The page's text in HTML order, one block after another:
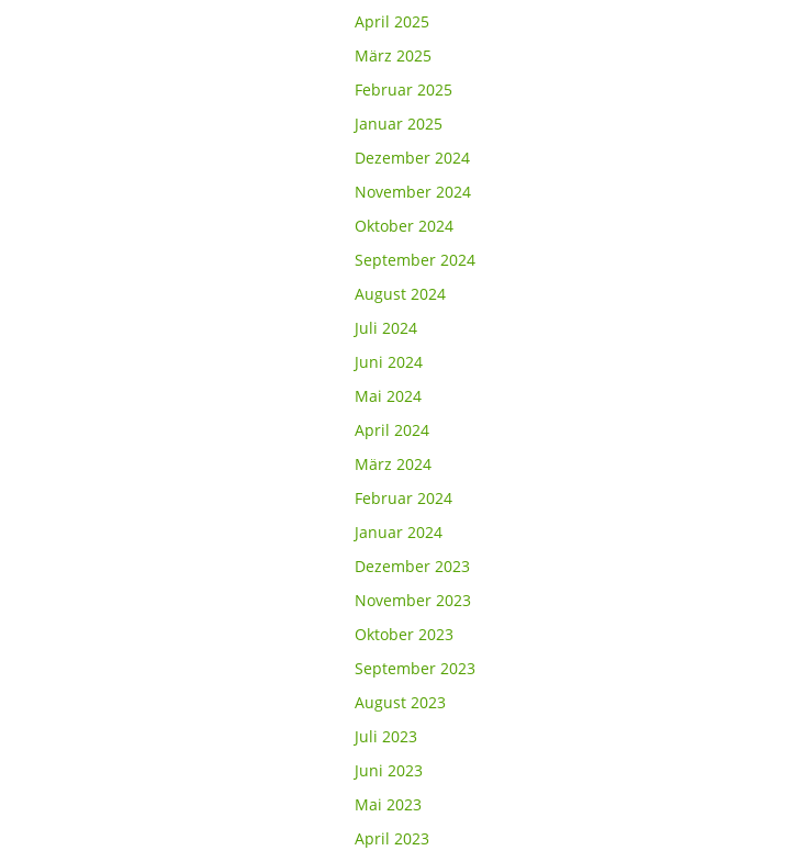
April 2025
März 2025
Februar 2025
Januar 2025
Dezember 2024
November 2024
Oktober 2024
September 2024
August 2024
Juli 2024
Juni 2024
Mai 2024
April 2024
März 2024
Februar 2024
Januar 2024
Dezember 2023
November 2023
Oktober 2023
September 2023
August 2023
Juli 2023
Juni 2023
Mai 2023
April 2023